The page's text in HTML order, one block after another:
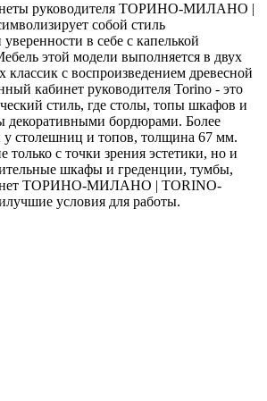
руководителя ТОРИНО-МИЛАНО |
собой стиль
в себе с капелькой
этой модели выполняется в двух
классик с воспроизведением древесной
кабинет руководителя Torino - это
стиль, где столы, топы шкафов и
декоративными бордюрами. Более
столешниц и топов, толщина 67 мм.
только с точки зрения эстетики, но и
шкафы и греденции, тумбы,
ТОРИНО-МИЛАНО | TORINO-
условия для работы.